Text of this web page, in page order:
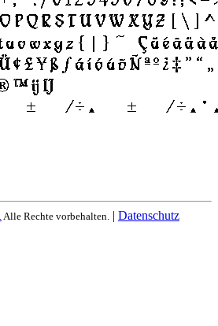
Alle Rechte vorbehalten. | Datenschutz